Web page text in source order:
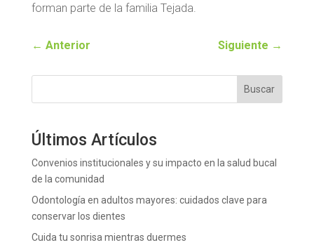
forman parte de la familia Tejada.
← Anterior Siguiente →
Buscar
Últimos Artículos
Convenios institucionales y su impacto en la salud bucal
de la comunidad
Odontología en adultos mayores: cuidados clave para
conservar los dientes
Cuida tu sonrisa mientras duermes